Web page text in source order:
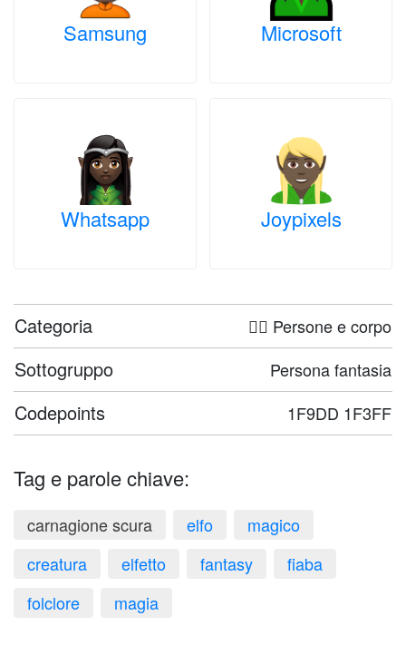
Samsung Microsoft
Whatsapp Joypixels
Categoria 🤦‍♀️ Persone e corpo
Sottogruppo Persona fantasia
Codepoints 1F9DD 1F3FF
Tag e parole chiave:
carnagione scura elfo
magico
creatura
elfetto fantasy
fiaba
folclore
magia